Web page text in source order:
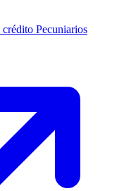
crédito Pecuniarios